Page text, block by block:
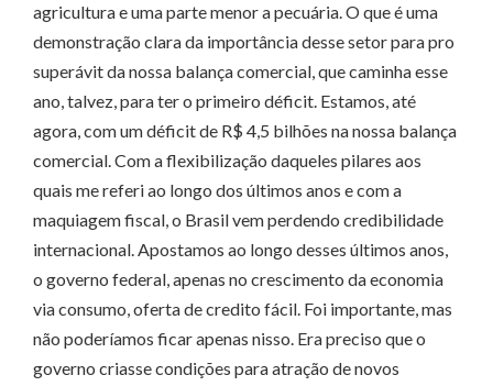
agricultura e uma parte menor a pecuária. O que é uma
demonstração clara da importância desse setor para pro
superávit da nossa balança comercial, que caminha esse
ano, talvez, para ter o primeiro déficit. Estamos, até
agora, com um déficit de R$ 4,5 bilhões na nossa balança
comercial. Com a flexibilização daqueles pilares aos
quais me referi ao longo dos últimos anos e com a
maquiagem fiscal, o Brasil vem perdendo credibilidade
internacional. Apostamos ao longo desses últimos anos,
o governo federal, apenas no crescimento da economia
via consumo, oferta de credito fácil. Foi importante, mas
não poderíamos ficar apenas nisso. Era preciso que o
governo criasse condições para atração de novos